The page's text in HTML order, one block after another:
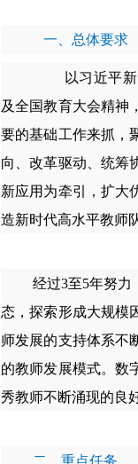
一、总体要求
以习近平
及全国教育大会精神
要的基础工作来抓，
向、改革驱动、统筹
新应用为牵引，扩大
造新时代高水平教师
经过3至5年努力
态，探索形成大规模
师发展的支持体系不
的教师发展模式。数
秀教师不断涌现的良
二、重点任务